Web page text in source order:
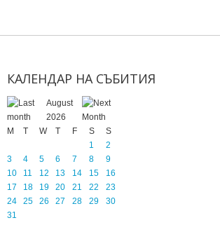
КАЛЕНДАР НА СЪБИТИЯ
August
2026
M
T W T F S
S
1
2
3
4 5 6 7 8
9
10
11 12 13 14 15
16
17
18 19 20 21 22
23
24
25 26 27 28 29
30
31